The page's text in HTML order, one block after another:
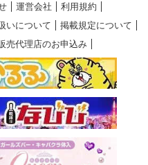
運営会社
利用規約
いについて
掲載規定について
売代理店のお申込み